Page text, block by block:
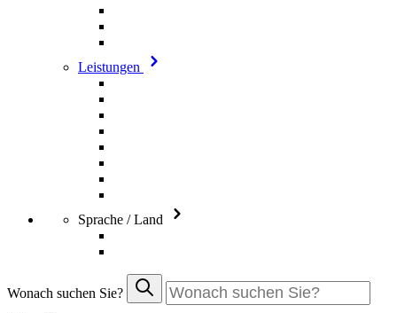
Leistungen
Sprache / Land
Wonach suchen Sie?